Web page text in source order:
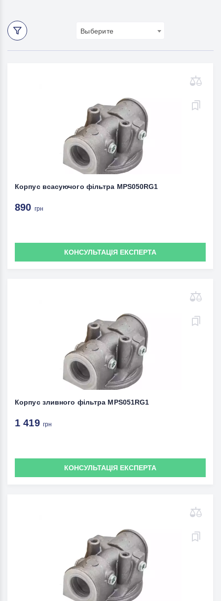
Выберите
Корпус всасуючого фільтра MPS050RG1
890 грн
КОНСУЛЬТАЦІЯ ЕКСПЕРТА
Корпус зливного фільтра MPS051RG1
1 419 грн
КОНСУЛЬТАЦІЯ ЕКСПЕРТА